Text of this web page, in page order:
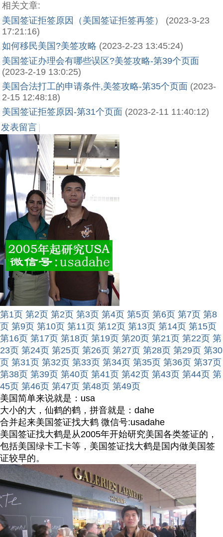
相关文章:
美国签证拒签原因（美国签证拒签再签）
(2023-3-23
17:21:16)
如何移民美国?美签攻略 (2023-2-23 13:45:24)
美国签证办理会有哪些误区?美签攻略-第39个页面
(2023-2-19 13:0:25)
美国合法打工的申请条件,美签攻略-第35个页面 (2023-
2-15 12:48:18)
美国签证拒签原因-第31个页面 (2023-2-11 11:40:12)
发表留言
第1页 第2页 第2页 第3页 第4页 第5页 第6页 第7页 第8
页 第9页 第10页 第11页 第12页 第13页 第14页 第15页
第16页 第17页 第18页 第19页 第20页 第21页 第22页 第
23页 第24页 第25页 第26页 第27页 第28页 第29页 第30
页 第31页 第32页 第33页 第34页 第35页 第36页 第37页
第38页 第39页 第40页 第41页 第42页 第43页 第44页 第
45页 第46页 第47页 第48页 第49页
美国简单来说就是：usa
大小的大，仙鹤的鹤，拼音就是：dahe
合并起来美国签证找大鹤 微信号:usadahe
美国签证找大鹤是从2005年开始研究美国各类签证的，
包括美国绿卡工卡等，美国签证找大鹤是国内做美国签
证较早的。